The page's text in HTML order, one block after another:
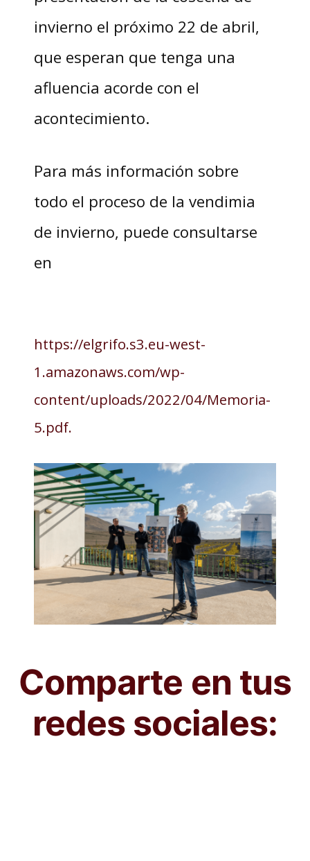
invierno el próximo 22 de abril,
que esperan que tenga una
afluencia acorde con el
acontecimiento.
Para más información sobre
todo el proceso de la vendimia
de invierno, puede consultarse
en
https://elgrifo.s3.eu-west-
1.amazonaws.com/wp-
content/uploads/2022/04/Memoria-
5.pdf.
Comparte en tus
redes sociales: